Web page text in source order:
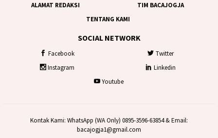
ALAMAT REDAKSI
TIM BACAJOGJA
TENTANG KAMI
SOCIAL NETWORK
Facebook
Twitter
Instagram
Linkedin
Youtube
Kontak Kami: WhatsApp (WA Only) 0895-3596-63854 & Email:
bacajogja1@gmail.com